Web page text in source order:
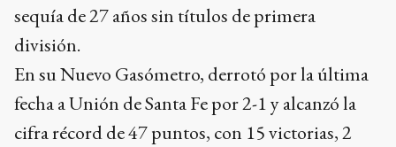
sequía de 27 años sin títulos de primera
división.
En su Nuevo Gasómetro, derrotó por la última
fecha a Unión de Santa Fe por 2-1 y alcanzó la
cifra récord de 47 puntos, con 15 victorias, 2